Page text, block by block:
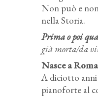
Non può e non
nella Storia.
Prima o poi
già morta/da
Nasce a
A diciotto
pianoforte al